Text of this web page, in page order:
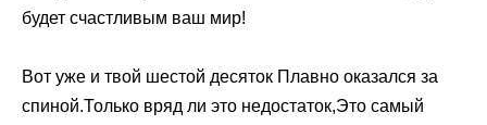
будет счастливым ваш мир!
Вот уже и твой шестой десяток Плавно оказался за
спиной.Только вряд ли это недостаток,Это самый